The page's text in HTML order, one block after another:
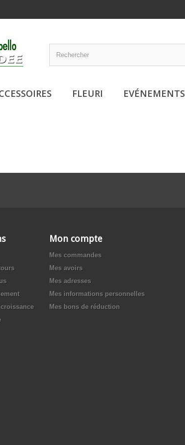
FLEURI EVÉNEMENTS
Mon compte
Mes commandes
Mes avoirs
Mes adresses
Mes informations personnelles
Mes bons de réduction